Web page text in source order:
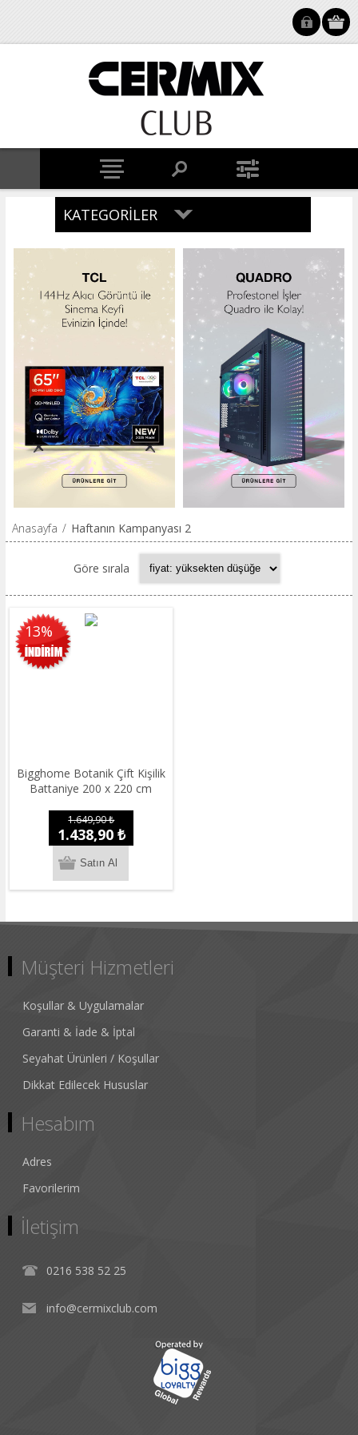
KATEGORILER
Anasayfa / Haftanın Kampanyası 2
Göre sırala
13%
Bigghome Botanik Çift Kişilik
Battaniye 200 x 220 cm
1.649,90 ₺
1.438,90 ₺
Müşteri Hizmetleri
Koşullar & Uygulamalar
Garanti & İade & İptal
Seyahat Ürünleri / Koşullar
Dikkat Edilecek Hususlar
Hesabım
Adres
Favorilerim
İletişim
0216 538 52 25
info@cermixclub.com